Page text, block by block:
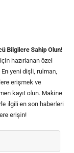
Bilgilere Sahip Olun!
hazırlanan özel
yeni dişli, rulman,
erişmek ve
kayıt olun. Makine
ilgili en son haberleri
erişin!